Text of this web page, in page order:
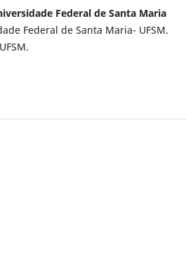
Federal de Santa Maria
Federal de Santa Maria- UFSM.